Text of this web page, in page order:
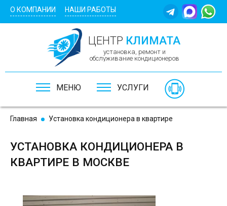
О КОМПАНИИ НАШИ РАБОТЫ
ЦЕНТР КЛИМАТА
установка, ремонт и
обслуживание кондиционеров
МЕНЮ УСЛУГИ
Главная Установка кондиционера в квартире
УСТАНОВКА КОНДИЦИОНЕРА В
КВАРТИРЕ В МОСКВЕ